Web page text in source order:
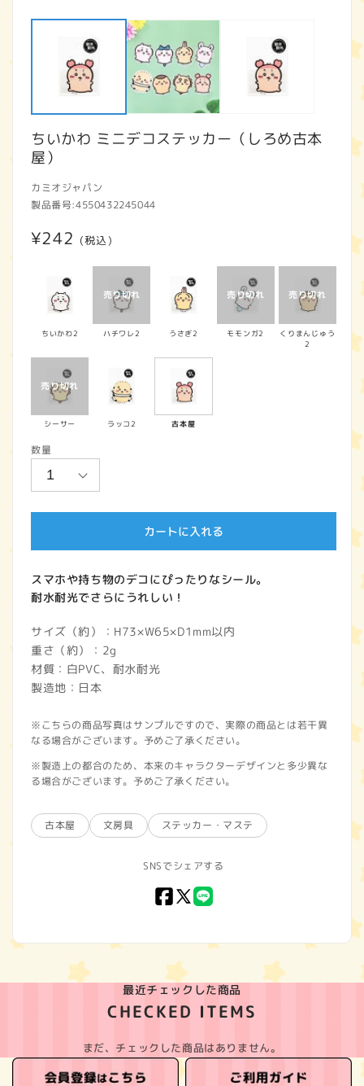
ちいかわ ミニデコステッカー（しろめ古本
屋）
カミオジャパン
製品番号:4550432245044
通
¥242 (税込)
ちいかわ2 ハチワレ2 うさぎ2 モモンガ2
くりまんじゅう
2
シーサー ラッコ2 古本屋
数量
カートに入れる
スマホや持ち物のデコにぴったりなシール。
耐水耐光でさらにうれしい！
サイズ（約）：H73×W65×D1mm以内
重さ（約）：2g
材質：白PVC、耐水耐光
製造地：日本
※こちらの商品写真はサンプルですので、実際の商品とは若干異
なる場合がございます。予めご了承ください。
※製造上の都合のため、本来のキャラクターデザインと多少異な
る場合がございます。予めご了承ください。
古本屋 文房具 ステッカー・マステ
SNSでシェアする
Facebook
X
最近チェックした商品
CHECKED ITEMS
まだ、チェックした商品はありません。